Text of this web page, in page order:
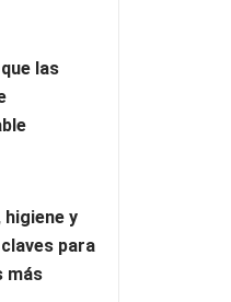
las
y
para
más